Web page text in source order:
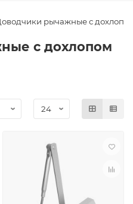
рычажные с
с дохлопом